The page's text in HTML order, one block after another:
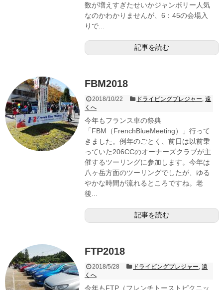
数が増えすぎたせいかジャンボリー人気
なのかわかりませんが、6：45の会場入
りで...
記事を読む
FBM2018
2018/10/22 ドライビングプレジャー,遠
くへ
今年もフランス車の祭典
「FBM（FrenchBlueMeeting）」行って
きました。例年のごとく、前日は以前乗
っていた206CCのオーナーズクラブが主
催するツーリングに参加します。今年は
八ヶ岳方面のツーリングでしたが、ゆる
やかな時間が流れるところですね。老
後...
記事を読む
FTP2018
2018/5/28 ドライビングプレジャー,遠
くへ
今年もFTP（フレンチトーストピクニッ